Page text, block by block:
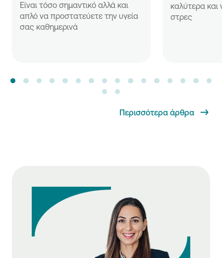
Είναι τόσο σημαντικό αλλά και
απλό να προστατεύετε την υγεία
σας καθημερινά
καλύτερα και
στρες
Περισσότερα άρθρα